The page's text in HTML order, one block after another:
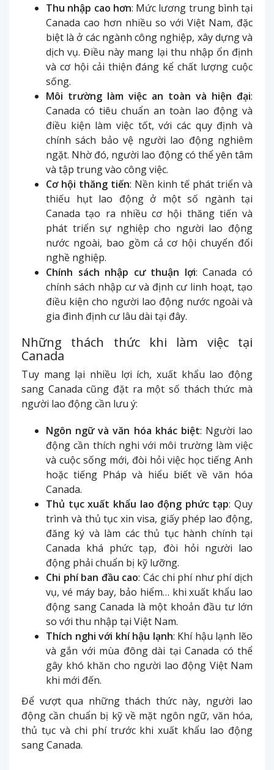
Thu nhập cao hơn: Mức lương trung bình tại
Canada cao hơn nhiều so với Việt Nam, đặc
biệt là ở các ngành công nghiệp, xây dựng và
dịch vụ. Điều này mang lại thu nhập ổn định
và cơ hội cải thiện đáng kể chất lượng cuộc
sống.
Môi trường làm việc an toàn và hiện đại:
Canada có tiêu chuẩn an toàn lao động và
điều kiện làm việc tốt, với các quy định và
chính sách bảo vệ người lao động nghiêm
ngặt. Nhờ đó, người lao động có thể yên tâm
và tập trung vào công việc.
Cơ hội thăng tiến: Nền kinh tế phát triển và
thiếu hụt lao động ở một số ngành tại
Canada tạo ra nhiều cơ hội thăng tiến và
phát triển sự nghiệp cho người lao động
nước ngoài, bao gồm cả cơ hội chuyển đổi
nghề nghiệp.
Chính sách nhập cư thuận lợi: Canada có
chính sách nhập cư và định cư linh hoạt, tạo
điều kiện cho người lao động nước ngoài và
gia đình định cư lâu dài tại đây.
Những thách thức khi làm việc tại
Canada
Tuy mang lại nhiều lợi ích, xuất khẩu lao động
sang Canada cũng đặt ra một số thách thức mà
người lao động cần lưu ý:
Ngôn ngữ và văn hóa khác biệt: Người lao
động cần thích nghi với môi trường làm việc
và cuộc sống mới, đòi hỏi việc học tiếng Anh
hoặc tiếng Pháp và hiểu biết về văn hóa
Canada.
Thủ tục xuất khẩu lao động phức tạp: Quy
trình và thủ tục xin visa, giấy phép lao động,
đăng ký và làm các thủ tục hành chính tại
Canada khá phức tạp, đòi hỏi người lao
động phải chuẩn bị kỹ lưỡng.
Chi phí ban đầu cao: Các chi phí như phí dịch
vụ, vé máy bay, bảo hiểm… khi xuất khẩu lao
động sang Canada là một khoản đầu tư lớn
so với thu nhập tại Việt Nam.
Thích nghi với khí hậu lạnh: Khí hậu lạnh lẽo
và gắn với mùa đông dài tại Canada có thể
gây khó khăn cho người lao động Việt Nam
khi mới đến.
Để vượt qua những thách thức này, người lao
động cần chuẩn bị kỹ về mặt ngôn ngữ, văn hóa,
thủ tục và chi phí trước khi xuất khẩu lao động
sang Canada.